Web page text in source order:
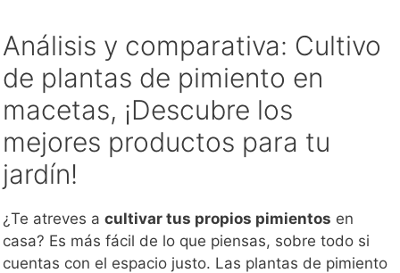
Análisis y comparativa: Cultivo
de plantas de pimiento en
macetas, ¡Descubre los
mejores productos para tu
jardín!
¿Te atreves a cultivar tus propios pimientos en
casa? Es más fácil de lo que piensas, sobre todo si
cuentas con el espacio justo. Las plantas de pimiento